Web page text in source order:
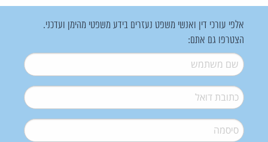
אלפי עורכי דין ואנשי משפט נעזרים בידע משפטי מהימן ועדכני.
הצטרפו גם אתם:
שם משתמש*
דואל*
סיסמה*